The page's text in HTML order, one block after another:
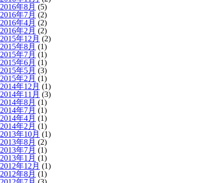
2016年8月 (5)
2016年7月 (2)
2016年4月 (2)
2016年2月 (2)
2015年12月 (2)
2015年8月 (1)
2015年7月 (1)
2015年6月 (1)
2015年5月 (3)
2015年2月 (1)
2014年12月 (1)
2014年11月 (3)
2014年8月 (1)
2014年7月 (1)
2014年4月 (1)
2014年2月 (1)
2013年10月 (1)
2013年8月 (2)
2013年7月 (1)
2013年1月 (1)
2012年12月 (1)
2012年8月 (1)